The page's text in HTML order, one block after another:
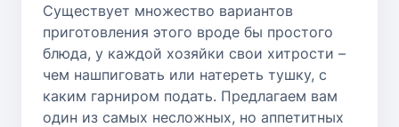
Существует множество вариантов
приготовления этого вроде бы простого
блюда, у каждой хозяйки свои хитрости –
чем нашпиговать или натереть тушку, с
каким гарниром подать. Предлагаем вам
один из самых несложных, но аппетитных